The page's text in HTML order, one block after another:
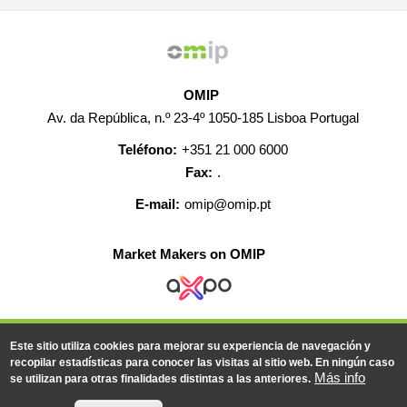
OMIP
Av. da República, n.º 23-4º 1050-185 Lisboa Portugal
Teléfono: +351 21 000 6000
Fax: .
E-mail: omip@omip.pt
Market Makers on OMIP
© 2019-2026 - Todos los derechos reservados
AYUDA CONTACTO EMPLEO
MAPA WEB
INFORMACIÓN LEGAL
Este sitio utiliza cookies para mejorar su experiencia de navegación y
recopilar estadísticas para conocer las visitas al sitio web. En ningún caso
se utilizan para otras finalidades distintas a las anteriores. Más info